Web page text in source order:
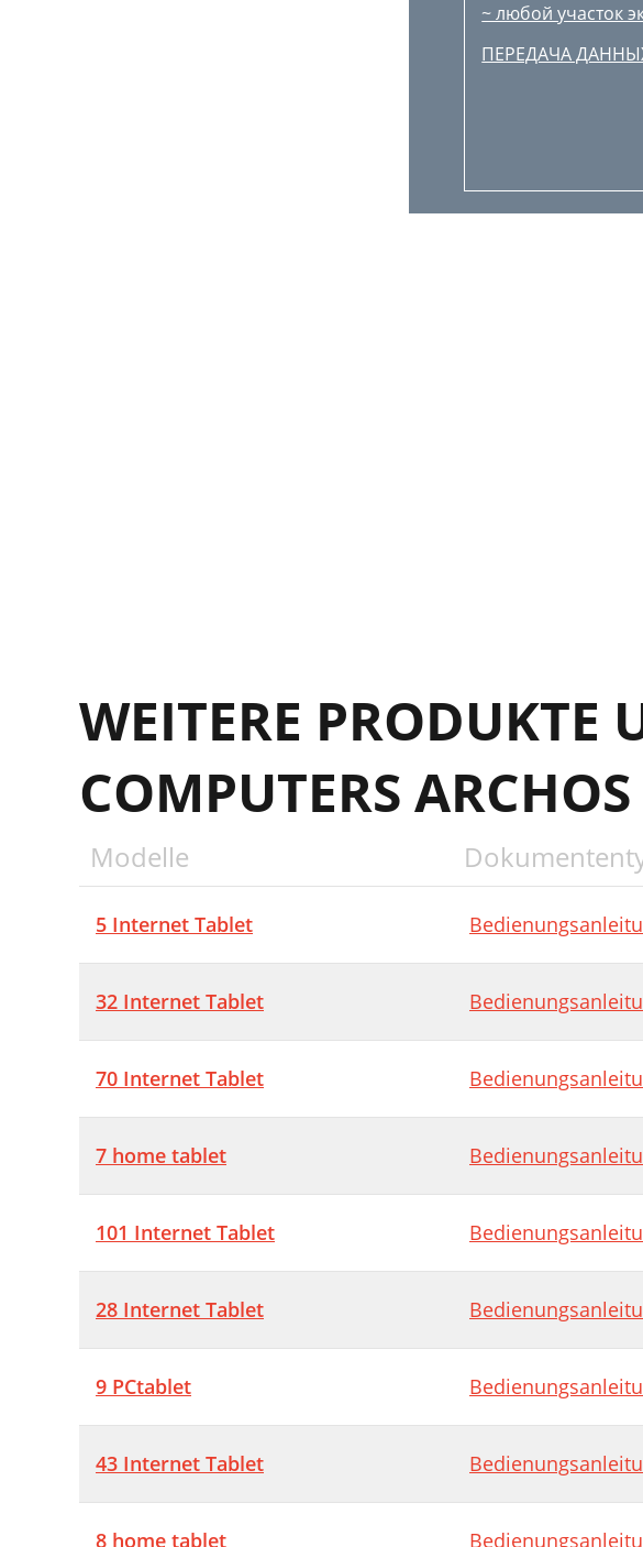
~ любой участок
ПЕРЕДАЧА
WEITERE PRODUKTE
COMPUTERS ARCHOS
Modelle
5 Internet Tablet
32 Internet Tablet
70 Internet Tablet
7 home tablet
101 Internet Tablet
28 Internet Tablet
9 PCtablet
43 Internet Tablet
8 home tablet